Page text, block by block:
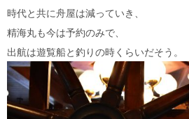
時代と共に舟屋は減っていき、
精海丸も今は予約のみで、
出航は遊覧船と釣りの時くらいだそう。